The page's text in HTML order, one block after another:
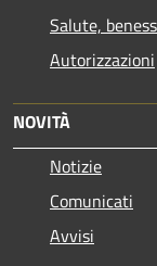
Salute,
Autorizzazioni
NOVITÀ
Notizie
Comunicati
Avvisi